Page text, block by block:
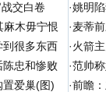
交白卷
麻木毋宁恨
到很多东西
忠和惨败
爱巢(图)
·姚明
·麦蒂
·火箭
·范帅
·前瞻